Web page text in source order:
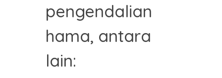
pengendalian
hama, antara
lain: